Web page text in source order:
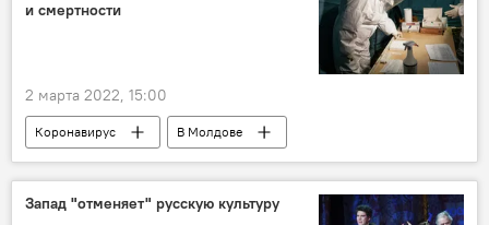
и смертности
2 марта 2022, 15:00
Коронавирус В Молдове
Запад "отменяет" русскую культуру